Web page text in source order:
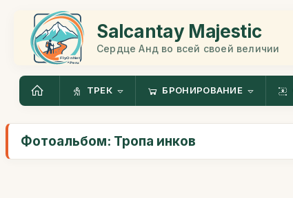
Salcantay Majestic
Сердце Анд во всей своей величии
ТРЕК БРОНИРОВАНИЕ
Фотоальбом: Тропа инков